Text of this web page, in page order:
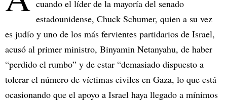
cuando el líder de la mayoría del senado
estadounidense, Chuck Schumer, quien a su vez
es judío y uno de los más fervientes partidarios de Israel,
acusó al primer ministro, Binyamin Netanyahu, de haber
“perdido el rumbo” y de estar “demasiado dispuesto a
tolerar el número de víctimas civiles en Gaza, lo que está
ocasionando que el apoyo a Israel haya llegado a mínimos